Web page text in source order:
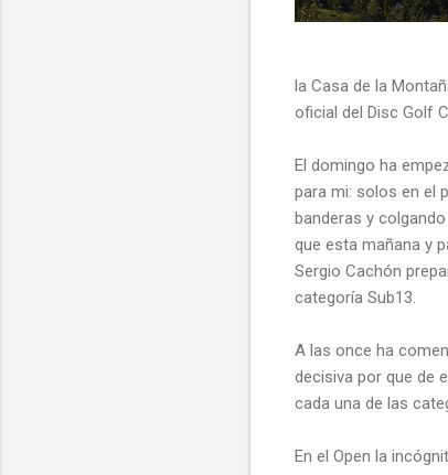
la Casa de la
oficial del Disc Golf
El domingo ha
para mi: solos en el
banderas y
que esta mañana y
Sergio Cachón
categoría Sub13.
A las once ha
decisiva por que de
cada una de las
En el Open la